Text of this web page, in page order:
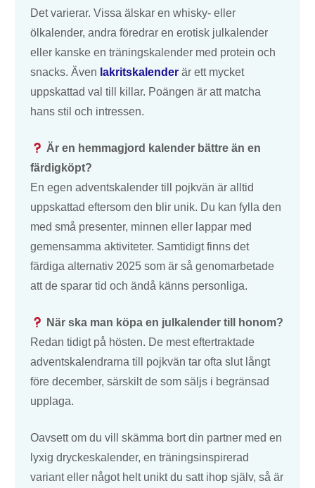
Det varierar. Vissa älskar en whisky- eller
ölkalender, andra föredrar en erotisk julkalender
eller kanske en träningskalender med protein och
snacks. Även lakritskalender är ett mycket
uppskattad val till killar. Poängen är att matcha
hans stil och intressen.
Är en hemmagjord kalender bättre än en
färdigköpt?
En egen adventskalender till pojkvän är alltid
uppskattad eftersom den blir unik. Du kan fylla den
med små presenter, minnen eller lappar med
gemensamma aktiviteter. Samtidigt finns det
färdiga alternativ 2025 som är så genomarbetade
att de sparar tid och ändå känns personliga.
När ska man köpa en julkalender till honom?
Redan tidigt på hösten. De mest eftertraktade
adventskalendrarna till pojkvän tar ofta slut långt
före december, särskilt de som säljs i begränsad
upplaga.
Oavsett om du vill skämma bort din partner med en
lyxig dryckeskalender, en träningsinspirerad
variant eller något helt unikt du satt ihop själv, så är